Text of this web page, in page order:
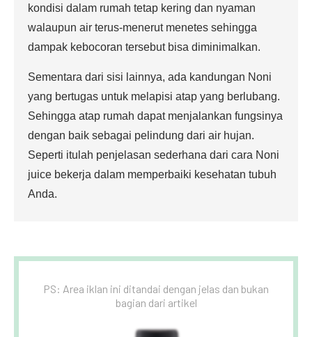
kondisi dalam rumah tetap kering dan nyaman
walaupun air terus-menerut menetes sehingga
dampak kebocoran tersebut bisa diminimalkan.
Sementara dari sisi lainnya, ada kandungan Noni
yang bertugas untuk melapisi atap yang berlubang.
Sehingga atap rumah dapat menjalankan fungsinya
dengan baik sebagai pelindung dari air hujan.
Seperti itulah penjelasan sederhana dari cara Noni
juice bekerja dalam memperbaiki kesehatan tubuh
Anda.
PS: Area iklan ini ditandai dengan jelas dan bukan
bagian dari artikel